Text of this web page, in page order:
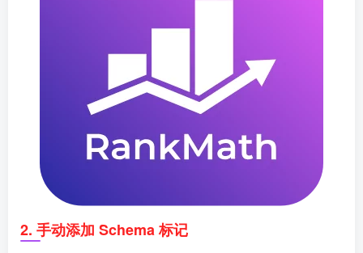
2. 手动添加 Schema 标记